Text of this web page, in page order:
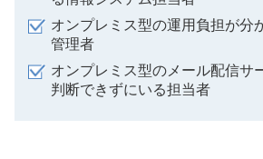
オンプレミス型の運用負担が分
管理者
オンプレミス型のメール配信サ
判断できずにいる担当者